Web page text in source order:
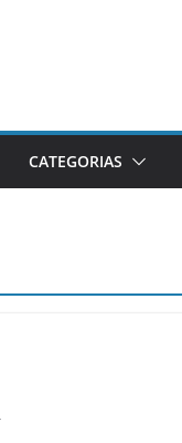
CATEGORIAS